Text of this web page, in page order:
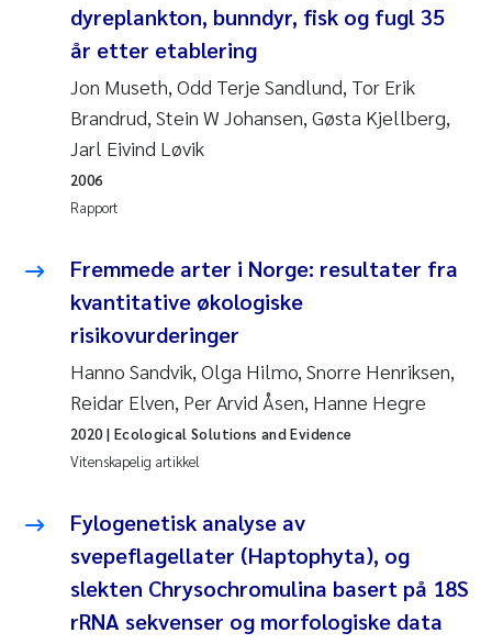
Samantha Goncalves Prat
Knut Erik Tollefsen
Susanne Claudia Schneider
Sabine Marty
Elisabeth Støhle Rødland
Marit Villø
Nathalie Marquesin-Risbakk
Synne Authén Andresen
dyreplankton, bunndyr, fisk og fugl 35
år etter etablering
Jon Museth, Odd Terje Sandlund, Tor Erik
Brandrud, Stein W Johansen, Gøsta Kjellberg,
Jarl Eivind Løvik
Rapport
2006
Fremmede arter i Norge: resultater fra
kvantitative økologiske
risikovurderinger
Hanno Sandvik, Olga Hilmo, Snorre Henriksen,
Reidar Elven, Per Arvid Åsen, Hanne Hegre
Vitenskapelig artikkel
2020| Ecological Solutions and Evidence
Fylogenetisk analyse av
svepeflagellater (Haptophyta), og
slekten Chrysochromulina basert på 18S
rRNA sekvenser og morfologiske data